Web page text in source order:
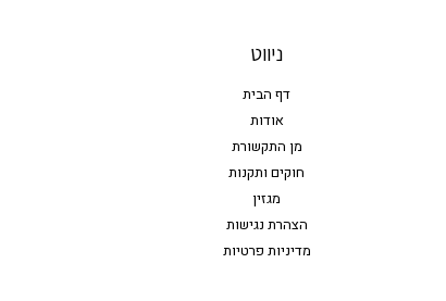
ניווט
דף הבית
אודות
מן התקשורת
חוקים ותקנות
מגזין
הצהרת נגישות
מדיניות פרטיות